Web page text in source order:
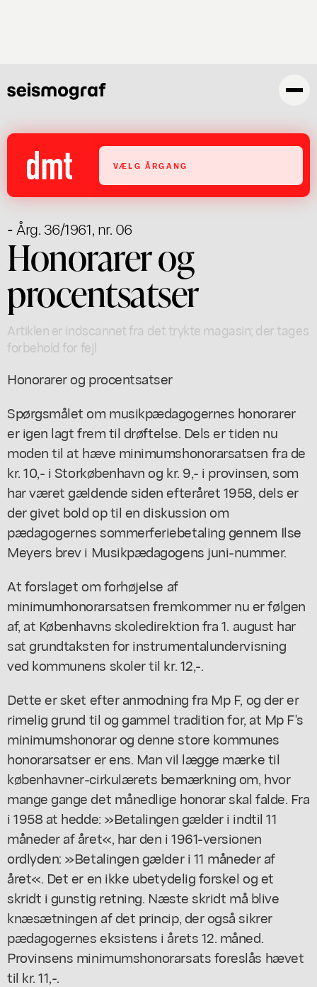
VÆLG ÅRGANG
- Årg. 36/1961, nr. 06
Honorarer og
procentsatser
Artiklen er indscannet fra det trykte magasin; der tages
forbehold for fejl
Honorarer og procentsatser
Spørgsmålet om musikpædagogernes honorarer
er igen lagt frem til drøftelse. Dels er tiden nu
moden til at hæve minimumshonorarsatsen fra de
kr. 10,- i Storkøbenhavn og kr. 9,- i provinsen, som
har været gældende siden efteråret 1958, dels er
der givet bold op til en diskussion om
pædagogernes sommerferiebetaling gennem Ilse
Meyers brev i Musikpædagogens juni-nummer.
At forslaget om forhøjelse af
minimumhonorarsatsen fremkommer nu er følgen
af, at Københavns skoledirektion fra 1. august har
sat grundtaksten for instrumentalundervisning
ved kommunens skoler til kr. 12,-.
Dette er sket efter anmodning fra Mp F, og der er
rimelig grund til og gammel tradition for, at Mp F's
minimumshonorar og denne store kommunes
honorarsatser er ens. Man vil lægge mærke til
københavner-cirkulærets bemærkning om, hvor
mange gange det månedlige honorar skal falde. Fra
i 1958 at hedde: »Betalingen gælder i indtil 11
måneder af året«, har den i 1961-versionen
ordlyden: »Betalingen gælder i 11 måneder af
året«. Det er en ikke ubetydelig forskel og et
skridt i gunstig retning. Næste skridt må blive
knæsætningen af det princip, der også sikrer
pædagogernes eksistens i årets 12. måned.
Provinsens minimumshonorarsats foreslås hævet
til kr. 11,-.